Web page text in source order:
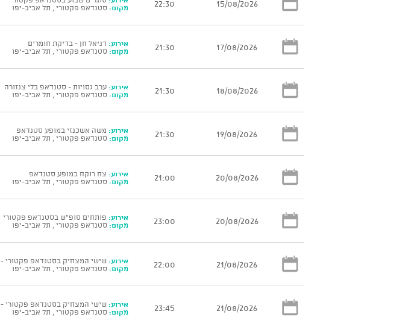
15/08/2026
22:30
מקום: סטנדאפ פקטורי , תל אביב-יפו
17/08/2026
21:30 אירוע: דניאל חן - בדיקת חומרים
מקום: סטנדאפ פקטורי , תל אביב-יפו
18/08/2026
21:30 אירוע: ערב גסויות - סטנדאפ בלי צנזורה
מקום: סטנדאפ פקטורי , תל אביב-יפו
19/08/2026
21:30 אירוע: משה אשכנזי במופע סטנדאפ
מקום: סטנדאפ פקטורי , תל אביב-יפו
20/08/2026
21:00 אירוע: צח רוקח במופע סטנדאפ
מקום: סטנדאפ פקטורי , תל אביב-יפו
20/08/2026
23:00 אירוע: פותחים סופ"ש בסטנדאפ פקטורי
מקום: סטנדאפ פקטורי , תל אביב-יפו
21/08/2026
22:00 אירוע: שישי המצחיק בסטנדאפ פקטורי - 22:00
מקום: סטנדאפ פקטורי , תל אביב-יפו
21/08/2026
23:45 אירוע: שישי המצחיק בסטנדאפ פקטורי - 00:15
מקום: סטנדאפ פקטורי , תל אביב-יפו